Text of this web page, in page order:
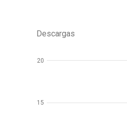
Descargas
15
20